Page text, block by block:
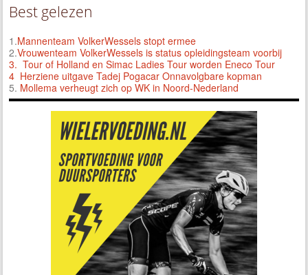
Best gelezen
1.Mannenteam VolkerWessels stopt ermee
2.Vrouwenteam VolkerWessels is status opleidingsteam voorbij
3. Tour of Holland en Simac Ladies Tour worden Eneco Tour
4 Herziene uitgave Tadej Pogacar Onnavolgbare kopman
5. Mollema verheugt zich op WK in Noord-Nederland